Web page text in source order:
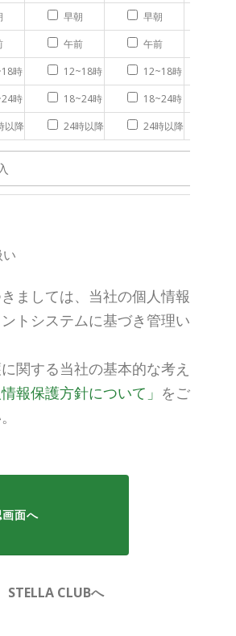
早朝 早朝
午前 午前
時
12~18時 12~18時
時
18~24時 18~24時
以降
24時以降 24時以降
ましては、当社の個人情報
トシステムに基づき管理い
関する当社の基本的な考え
情報保護方針について」 をご
STELLA CLUBへ